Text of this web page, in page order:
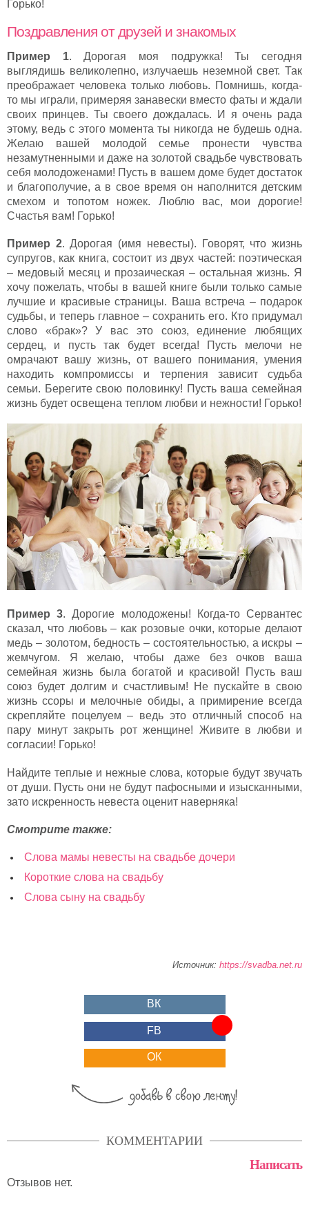
Горько!
Поздравления от друзей и знакомых
Пример 1. Дорогая моя подружка! Ты сегодня
выглядишь великолепно, излучаешь неземной свет. Так
преображает человека только любовь. Помнишь, когда-
то мы играли, примеряя занавески вместо фаты и ждали
своих принцев. Ты своего дождалась. И я очень рада
этому, ведь с этого момента ты никогда не будешь одна.
Желаю вашей молодой семье пронести чувства
незамутненными и даже на золотой свадьбе чувствовать
себя молодоженами! Пусть в вашем доме будет достаток
и благополучие, а в свое время он наполнится детским
смехом и топотом ножек. Люблю вас, мои дорогие!
Счастья вам! Горько!
Пример 2. Дорогая (имя невесты). Говорят, что жизнь
супругов, как книга, состоит из двух частей: поэтическая
– медовый месяц и прозаическая – остальная жизнь. Я
хочу пожелать, чтобы в вашей книге были только самые
лучшие и красивые страницы. Ваша встреча – подарок
судьбы, и теперь главное – сохранить его. Кто придумал
слово «брак»? У вас это союз, единение любящих
сердец, и пусть так будет всегда! Пусть мелочи не
омрачают вашу жизнь, от вашего понимания, умения
находить компромиссы и терпения зависит судьба
семьи. Берегите свою половинку! Пусть ваша семейная
жизнь будет освещена теплом любви и нежности! Горько!
Пример 3. Дорогие молодожены! Когда-то Сервантес
сказал, что любовь – как розовые очки, которые делают
медь – золотом, бедность – состоятельностью, а искры –
жемчугом. Я желаю, чтобы даже без очков ваша
семейная жизнь была богатой и красивой! Пусть ваш
союз будет долгим и счастливым! Не пускайте в свою
жизнь ссоры и мелочные обиды, а примирение всегда
скрепляйте поцелуем – ведь это отличный способ на
пару минут закрыть рот женщине! Живите в любви и
согласии! Горько!
Найдите теплые и нежные слова, которые будут звучать
от души. Пусть они не будут пафосными и изысканными,
зато искренность невеста оценит наверняка!
Смотрите также:
Слова мамы невесты на свадьбе дочери
Короткие слова на свадьбу
Слова сыну на свадьбу
Источник: https://svadba.net.ru
ВК
FB
ОК
КОММЕНТАРИИ
Написать
Отзывов нет.